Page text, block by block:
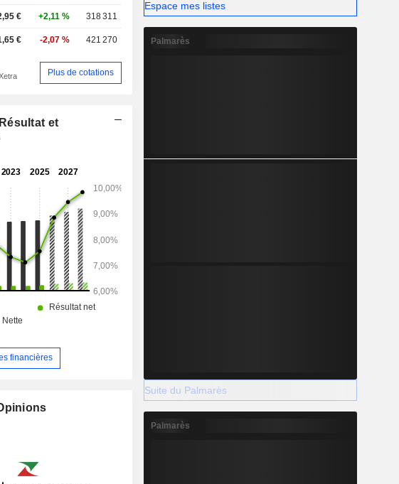
€ +2,11 % 318 311
€ -2,07 % 421 270
Plus de cotations
et
financières
Espace mes listes
Palmarès
Suite du Palmarès
Palmarès